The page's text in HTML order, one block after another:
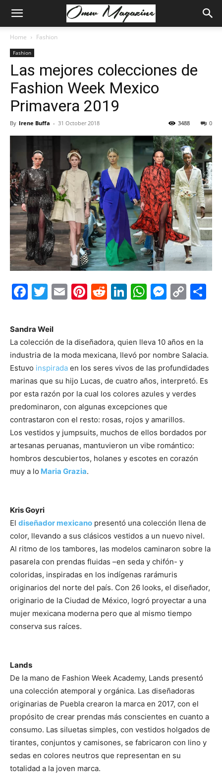
Home Fashion
Fashion
Las mejores colecciones de
Fashion Week Mexico
Primavera 2019
By Irene Buffa - 31 October 2018 0
3488
Facebook
Twitter
EmailPinterest
Reddit
LinkedIn
Sandra Weil
La colección de la diseñadora, quien lleva 10 años en la
industria de la moda mexicana, llevó por nombre Salacia.
Estuvo inspirada en los seres vivos de las profundidades
marinas que su hijo Lucas, de cuatro años, interpretó. Es
por esta razón por la cual los colores azules y verdes
predominaron, con algunas excepciones que
contrastaron con el resto: rosas, rojos y amarillos.
Los vestidos y jumpsuits, muchos de ellos bordados por
artesanas peruanas, mantuvieron un vibe romántico:
hombros descubiertos, holanes y escotes en corazón
muy a lo Maria Grazia.
Kris Goyri
El diseñador mexicano presentó una colección llena de
color, llevando a sus clásicos vestidos a un nuevo nivel.
Al ritmo de los tambores, las modelos caminaron sobre la
pasarela con prendas fluidas –en seda y chifón- y
coloridas, inspiradas en los indígenas rarámuris
originarios del norte del país. Con 26 looks, el diseñador,
originario de la Ciudad de México, logró proyectar a una
mujer mexicana moderna pero que al mismo tiempo
conserva sus raíces.
Lands
De la mano de Fashion Week Academy, Lands presentó
una colección atemporal y orgánica. Las diseñadoras
originarias de Puebla crearon la marca en 2017, con el
propósito de crear prendas más conscientes en cuanto a
consumo. Las siluetas simples, con vestidos holgados de
tirantes, conjuntos y camisones, se fabricaron con lino y
sedas en colores neutros que representan en su
totalidad a la joven marca.